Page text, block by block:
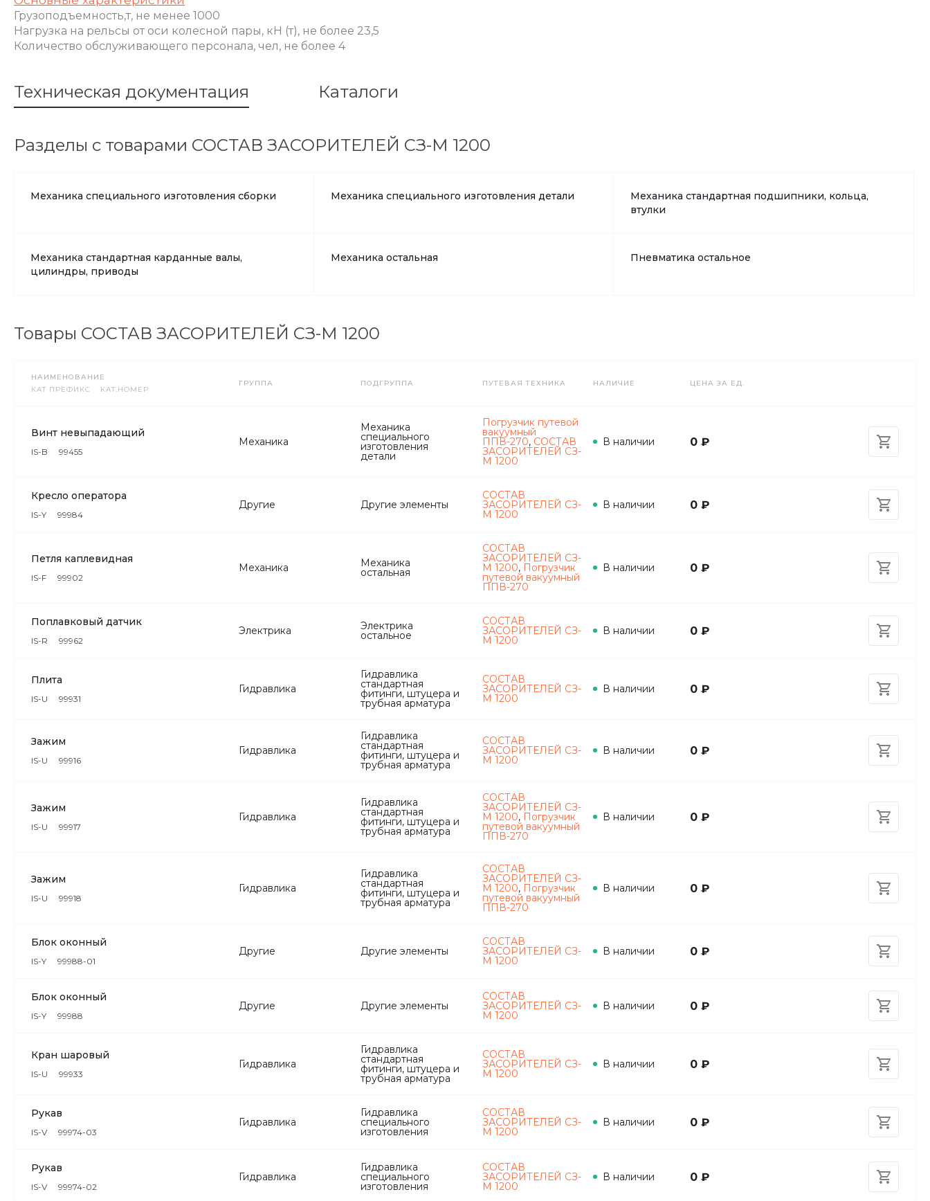
Грузоподъемность,т, не менее 1000
Нагрузка на рельсы от оси колесной пары, кН (т), не более 23,5
Количество обслуживающего персонала, чел, не более 4
Техническая документация Каталоги
Разделы с товарами СОСТАВ ЗАСОРИТЕЛЕЙ СЗ-М 1200
Механика специального изготовления сборки Механика специального изготовления детали
Механика стандартная подшипники, кольца,
втулки
Механика стандартная карданные валы,
цилиндры, приводы
Механика остальная Пневматика остальное
Товары СОСТАВ ЗАСОРИТЕЛЕЙ СЗ-М 1200
НАИМЕНОВАНИЕ
КАТ ПРЕФИКС
КАТ.НОМЕР
ГРУППА ПОДГРУППА ПУТЕВАЯ ТЕХНИКА НАЛИЧИЕ ЦЕНА ЗА ЕД.
Винт невыпадающий
IS-B 99455
Механика
Механика
специального
изготовления
детали
Погрузчик путевой
вакуумный
ППВ-270, СОСТАВ
ЗАСОРИТЕЛЕЙ СЗ-
М 1200
В наличии 0 ₽
Кресло оператора
IS-Y 99984
Другие Другие элементы
СОСТАВ
ЗАСОРИТЕЛЕЙ СЗ-
М 1200
В наличии 0 ₽
Петля каплевидная
IS-F 99902
Механика Механика
остальная
СОСТАВ
ЗАСОРИТЕЛЕЙ СЗ-
М 1200, Погрузчик
путевой вакуумный
ППВ-270
В наличии 0 ₽
Поплавковый датчик
IS-R 99962
Электрика Электрика
остальное
СОСТАВ
ЗАСОРИТЕЛЕЙ СЗ-
М 1200
В наличии 0 ₽
Плита
IS-U 99931
Гидравлика
Гидравлика
стандартная
фитинги, штуцера и
трубная арматура
СОСТАВ
ЗАСОРИТЕЛЕЙ СЗ-
М 1200
В наличии 0 ₽
Зажим
IS-U 99916
Гидравлика
Гидравлика
стандартная
фитинги, штуцера и
трубная арматура
СОСТАВ
ЗАСОРИТЕЛЕЙ СЗ-
М 1200
В наличии 0 ₽
Зажим
IS-U 99917
Гидравлика
Гидравлика
стандартная
фитинги, штуцера и
трубная арматура
СОСТАВ
ЗАСОРИТЕЛЕЙ СЗ-
М 1200, Погрузчик
путевой вакуумный
ППВ-270
В наличии 0 ₽
Зажим
IS-U 99918
Гидравлика
Гидравлика
стандартная
фитинги, штуцера и
трубная арматура
СОСТАВ
ЗАСОРИТЕЛЕЙ СЗ-
М 1200, Погрузчик
путевой вакуумный
ППВ-270
В наличии 0 ₽
Блок оконный
IS-Y 99988-01
Другие Другие элементы
СОСТАВ
ЗАСОРИТЕЛЕЙ СЗ-
М 1200
В наличии 0 ₽
Блок оконный
IS-Y 99988
Другие Другие элементы
СОСТАВ
ЗАСОРИТЕЛЕЙ СЗ-
М 1200
В наличии 0 ₽
Кран шаровый
IS-U 99933
Гидравлика
Гидравлика
стандартная
фитинги, штуцера и
трубная арматура
СОСТАВ
ЗАСОРИТЕЛЕЙ СЗ-
М 1200
В наличии 0 ₽
Рукав
IS-V 99974-03
Гидравлика
Гидравлика
специального
изготовления
СОСТАВ
ЗАСОРИТЕЛЕЙ СЗ-
М 1200
В наличии 0 ₽
Рукав
IS-V 99974-02
Гидравлика
Гидравлика
специального
изготовления
СОСТАВ
ЗАСОРИТЕЛЕЙ СЗ-
М 1200
В наличии 0 ₽